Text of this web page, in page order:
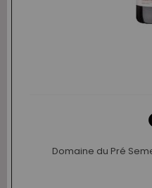
Domaine du Pré